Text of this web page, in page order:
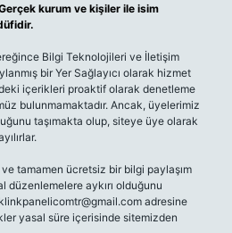
kurum ve kişiler ile isim
Bilgi Teknolojileri ve İletişim
bir Yer Sağlayıcı olarak hizmet
içerikleri proaktif olarak denetleme
bulunmamaktadır. Ancak, üyelerimiz
taşımakta olup, siteye üye olarak
tamamen ücretsiz bir bilgi paylaşım
düzenlemelere aykırı olduğunu
adresine
yasal süre içerisinde sitemizden